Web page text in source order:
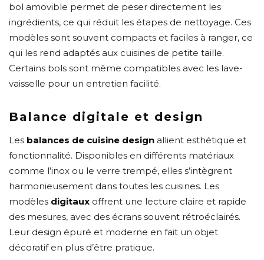
bol amovible permet de peser directement les
ingrédients, ce qui réduit les étapes de nettoyage. Ces
modèles sont souvent compacts et faciles à ranger, ce
qui les rend adaptés aux cuisines de petite taille.
Certains bols sont même compatibles avec les lave-
vaisselle pour un entretien facilité.
Balance digitale et design
Les balances de cuisine design allient esthétique et
fonctionnalité. Disponibles en différents matériaux
comme l’inox ou le verre trempé, elles s’intègrent
harmonieusement dans toutes les cuisines. Les
modèles digitaux offrent une lecture claire et rapide
des mesures, avec des écrans souvent rétroéclairés.
Leur design épuré et moderne en fait un objet
décoratif en plus d’être pratique.